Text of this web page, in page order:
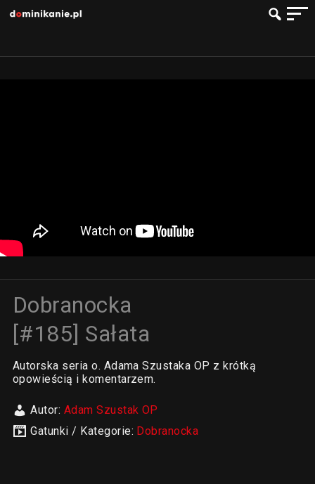
Dobranocka
[#185] Sałata
Autorska seria o. Adama Szustaka OP z krótką
opowieścią i komentarzem.
Autor: Adam Szustak OP
Gatunki / Kategorie: Dobranocka